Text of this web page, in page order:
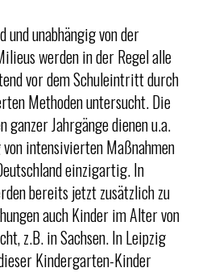
und unabhängig von der
werden in der Regel alle
vor dem Schuleintritt durch
Methoden untersucht. Die
ganzer Jahrgänge dienen u.a.
intensivierten Maßnahmen
einzigartig. In
bereits jetzt zusätzlich zu
auch Kinder im Alter von
z.B. in Sachsen. In Leipzig
Kindergarten-Kinder